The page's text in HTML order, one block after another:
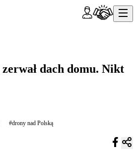
dach domu. Nikt
#drony nad Polską